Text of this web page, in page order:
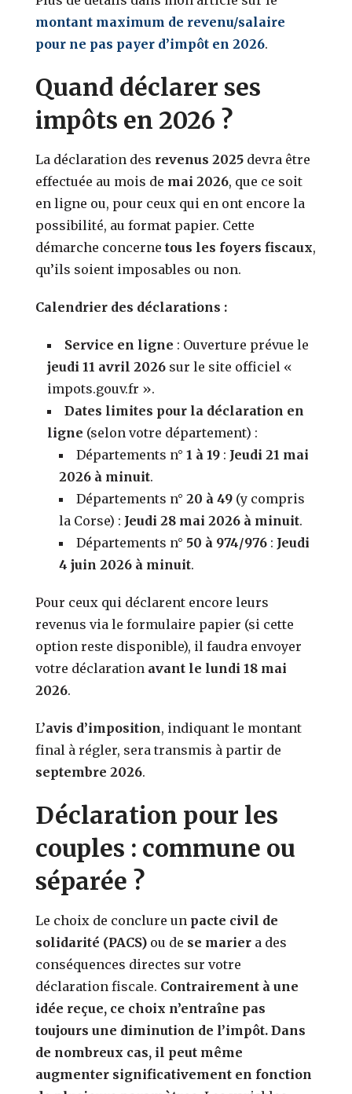
montant maximum de revenu/salaire
pour ne pas payer d’impôt en 2026.
Quand déclarer ses
impôts en 2026 ?
La déclaration des revenus 2025 devra être
effectuée au mois de mai 2026, que ce soit
en ligne ou, pour ceux qui en ont encore la
possibilité, au format papier. Cette
démarche concernetous les foyers fiscaux,
qu’ils soient imposables ou non.
Calendrier des déclarations :
Service en ligne : Ouverture prévue le
jeudi 11 avril 2026 sur le site officiel «
impots.gouv.fr ».
Dates limites pour la déclaration en
ligne (selon votre département) :
Départements n°1 à 19 : Jeudi 21 mai
2026 à minuit.
Départements n°20 à 49 (y compris
la Corse) : Jeudi 28 mai 2026 à minuit.
Départements n° 50 à 974/976 : Jeudi
4 juin 2026 à minuit.
Pour ceux qui déclarent encore leurs
revenus via le formulaire papier (si cette
option reste disponible), il faudra envoyer
votre déclaration avant le lundi 18 mai
2026.
L’avis d’imposition, indiquant le montant
final à régler, sera transmis à partir de
septembre 2026.
Déclaration pour les
couples : commune ou
séparée ?
Le choix de conclure un pacte civil de
solidarité (PACS) ou de se marier a des
conséquences directes sur votre
déclaration fiscale. Contrairement à une
idée reçue, ce choix n’entraîne pas
toujours une diminution de l’impôt. Dans
de nombreux cas, il peut même
augmenter significativement en fonction